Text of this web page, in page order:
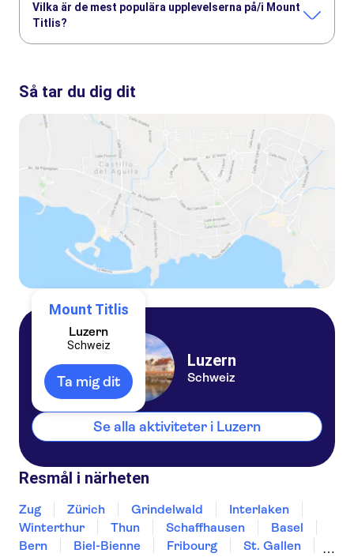
Vierwaldstättersjön
Vilka är de mest populära upplevelserna på/i Mount
Titlis?
Private day tour to Mount Titlis from Zürich
Half-day trip to Mt Titlis eternal snow and glacier from Lucerne
Mount Titlis snow fun for first-time skiers from Zurich
Mount Titlis and glacier excursion from Zurich
Så tar du dig dit
Mount Titlis
Luzern
Schweiz
Ta mig dit
Luzern
Schweiz
Se alla aktiviteter i Luzern
Resmål i närheten
Zug Zürich Grindelwald
Interlaken
Winterthur
Thun Schaffhausen
Basel
Bern
Biel-Bienne Fribourg
St. Gallen